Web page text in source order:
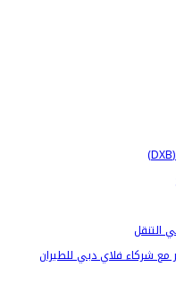
التنقل
مع شركاء فلاي دبي للطيران